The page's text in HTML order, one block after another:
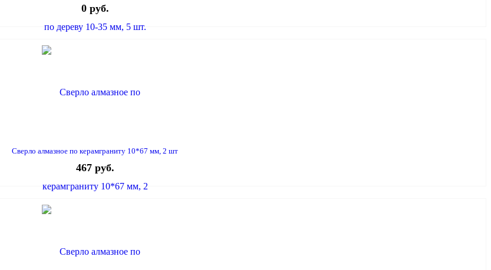
0 руб.
Сверло алмазное по керамграниту 10*67 мм, 2 шт
467 руб.